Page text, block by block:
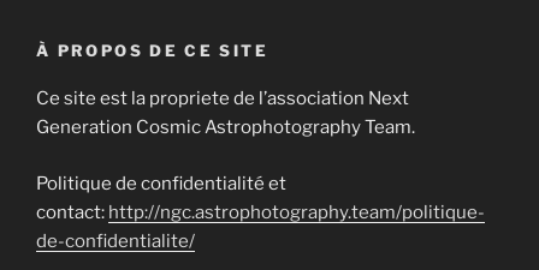
À PROPOS DE CE SITE
Ce site est la propriete de l’association Next
Generation Cosmic Astrophotography Team.
Politique de confidentialité et
contact: http://ngc.astrophotography.team/politique-
de-confidentialite/